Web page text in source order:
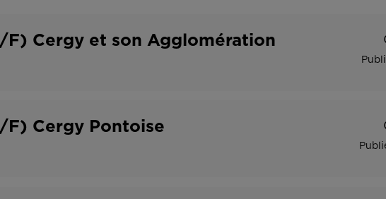
t
t
a
F) Cergy et son Agglomération
F) Cergy Pontoise